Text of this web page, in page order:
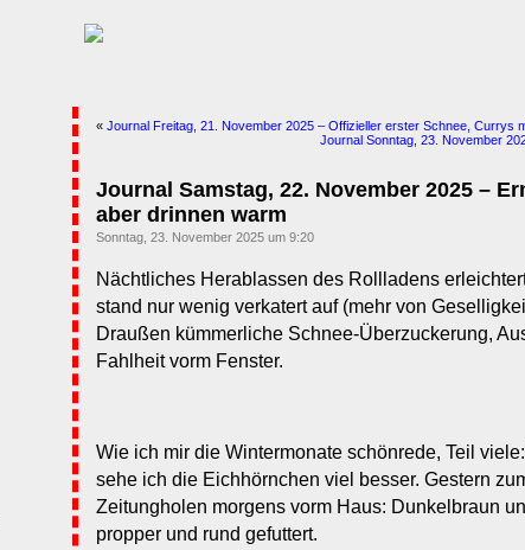
« Journal Freitag, 21. November 2025 – Offizieller erster Schnee, Currys
Journal Sonntag, 23. November
Journal Samstag, 22. November 2025 –
aber drinnen warm
Sonntag, 23. November 2025 um 9:20
Nächtliches Herablassen des Rollladens
stand nur wenig verkatert auf (mehr von
Draußen kümmerliche Schnee-Überzuckerung,
Fahlheit vorm Fenster.
Wie ich mir die Wintermonate schönrede, Teil
sehe ich die Eichhörnchen viel besser. Gestern
Zeitungholen morgens vorm Haus: Dunkelbraun
propper und rund gefuttert.